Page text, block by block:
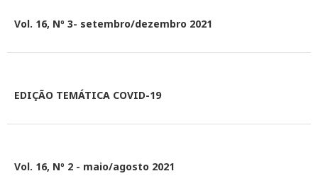
Vol. 16, Nº 3- setembro/dezembro 2021
EDIÇÃO TEMÁTICA COVID-19
Vol. 16, Nº 2 - maio/agosto 2021